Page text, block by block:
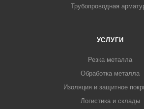
Трубопроводная
УСЛУГИ
Резка металла
Обработка металла
Изоляция и защитное
Логистика и склады